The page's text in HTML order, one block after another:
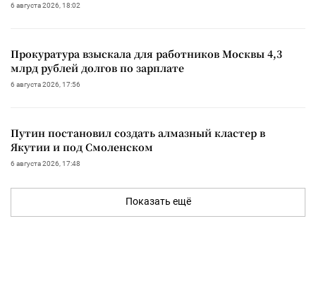
6 августа 2026, 18:02
Прокуратура взыскала для работников Москвы 4,3
млрд рублей долгов по зарплате
6 августа 2026, 17:56
Путин постановил создать алмазный кластер в
Якутии и под Смоленском
6 августа 2026, 17:48
Показать ещё